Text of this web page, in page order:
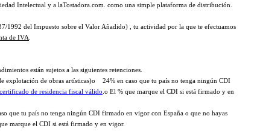
Intelectual y a laTostadora.com. como una simple plataforma de distribución.
1992 del Impuesto sobre el Valor Añadido) , tu actividad por la que te efectuamos
de IVA
están sujetos a las siguientes retenciones.
explotación de obras artísticas)o 24% en caso que tu país no tenga ningún CDI
certificado de residencia fiscal válido .o El % que marque el CDI si está firmado y en
que tu país no tenga ningún CDI firmado en vigor con España o que no hayas
marque el CDI si está firmado y en vigor.